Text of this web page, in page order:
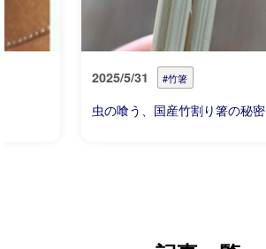
2025/5/31 #竹箸
虫の喰う、国産竹割り箸の秘密